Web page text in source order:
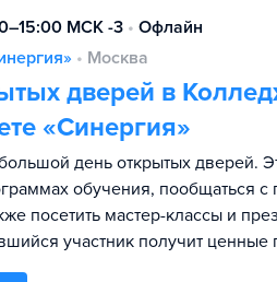
МСК -3 • Офлайн
• Москва
дверей в
«Синергия»
день открытых дверей.
обучения, пообщаться с
посетить мастер-классы и
участник получит ценные